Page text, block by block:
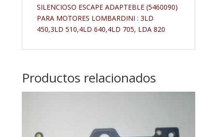
SILENCIOSO ESCAPE ADAPTEBLE (5460090)
PARA MOTORES LOMBARDINI : 3LD
450,3LD 510,4LD 640,4LD 705, LDA 820
Productos relacionados